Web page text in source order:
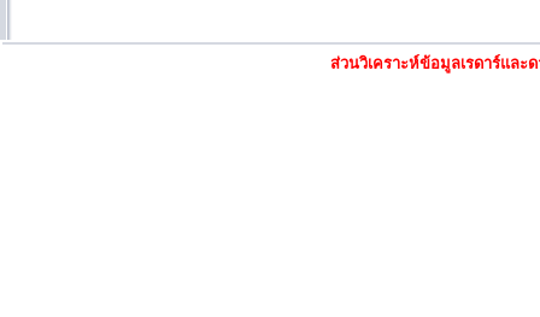
ส่วนวิเคราะห์ข้อมูลเรดาร์แล